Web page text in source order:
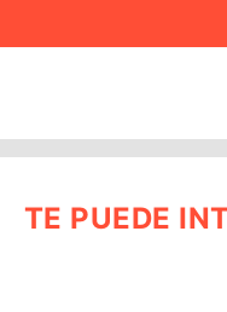
TE PUEDE